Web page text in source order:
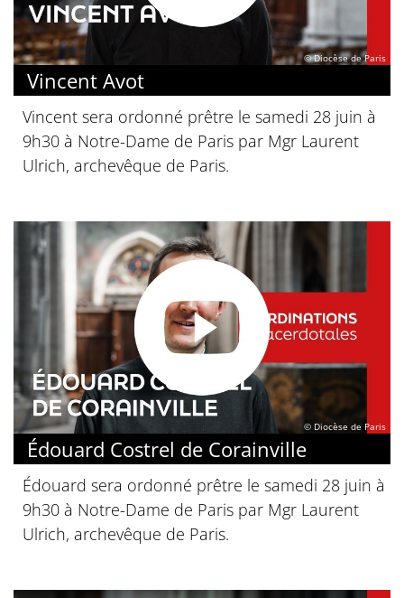
© Diocèse de Paris
Vincent Avot
Vincent sera ordonné prêtre le samedi 28 juin à
9h30 à Notre-Dame de Paris par Mgr Laurent
Ulrich, archevêque de Paris.
© Diocèse de Paris
Édouard Costrel de Corainville
Édouard sera ordonné prêtre le samedi 28 juin à
9h30 à Notre-Dame de Paris par Mgr Laurent
Ulrich, archevêque de Paris.